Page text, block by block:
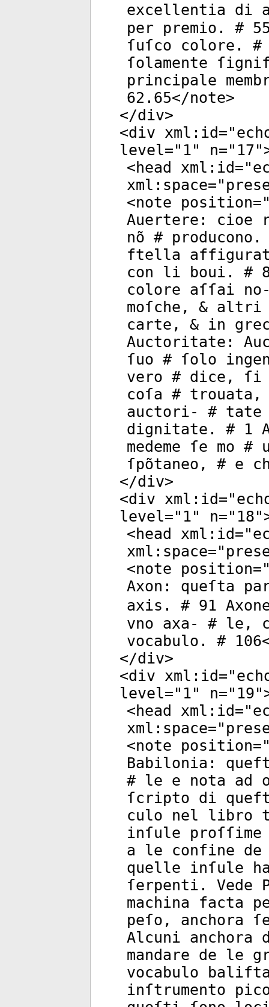
excellentia di
per premio. #
ſuſco colore.
ſolamente
principale
62.65</note>
</div>
<div xml:id="
level=" 1" n=" 17
<head xml:id="
xml:space="
<note position
Auertere: cioe
nõ #
ftella
con li boui. #
colore aſſai
moſche, &
carte, & in
Auctoritate:
ſuo # ſolo
vero # dice, ſi
coſa #
auctori- # tate
dignitate. # 1
medeme ſe mo
ſpõtaneo, # e
</div>
<div xml:id="
level=" 1" n=" 18
<head xml:id="
xml:space="
<note position
Axon: queſta
axis. # 91
vno axa- # le,
vocabulo. #
</div>
<div xml:id="
level=" 1" n=" 19
<head xml:id="
xml:space="
<note position
Babilonia:
# le e nota ad
ſcripto di
culo nel libro
inſule
a le confine
quelle inſule
ſerpenti.
machina facta
peſo, anchora
Alcuni anchora
mandare de le
vocabulo
inſtrumento